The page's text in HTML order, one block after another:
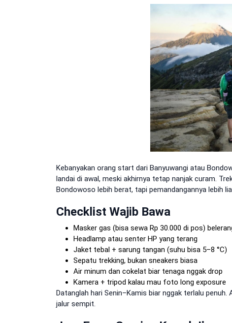
Kebanyakan orang start dari Banyuwangi atau
landai di awal, meski akhirnya tetap nanjak curam.
Bondowoso lebih berat, tapi pemandangannya lebih
Checklist Wajib Bawa
Masker gas (bisa sewa Rp 30.000 di pos)
Headlamp atau senter HP yang terang
Jaket tebal + sarung tangan (suhu bisa 5–8 °C)
Sepatu trekking, bukan sneakers biasa
Air minum dan cokelat biar tenaga nggak drop
Kamera + tripod kalau mau foto long exposure
Datanglah hari Senin–Kamis biar nggak terlalu
jalur sempit.